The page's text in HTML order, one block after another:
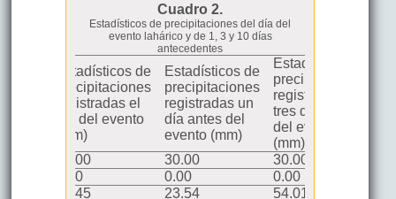
Cuadro 2.
Estadísticos de precipitaciones del día del
evento lahárico y de 1, 3 y 10 días
antecedentes
Estadísticos de
precipitaciones
registradas el
día del evento
(mm)
Estadísticos de
precipitaciones
registradas un
día antes del
evento (mm)
Estadísticos de
precipitaciones
registradas
tres días antes
del evento
(mm)
30.00 30.00 30.00
0.00 0.00 0.00
45.45
23.54 54.01